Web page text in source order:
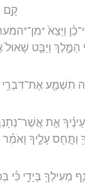
קָ֥ם
וַיֵּצֵא֙
וַיַּבֵּ֤ט שָׁאוּל֙
תִשְׁמַ֛ע
אֵ֣ת
עָלֶ֑יךָ וָאֹמַ֗ר
מְעִילְךָ֖ בְּיָדִ֑י כִּ֡י